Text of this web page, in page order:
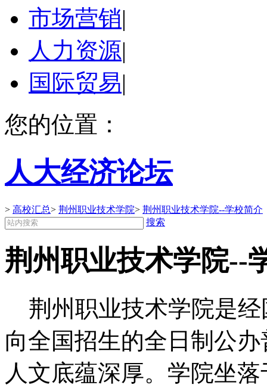
市场营销|
人力资源|
国际贸易|
您的位置：
人大经济论坛
> 高校汇总> 荆州职业技术学院> 荆州职业技术学院--学校简介
搜索
荆州职业技术学院--
荆州职业技术学院是经
向全国招生的全日制公
人文底蕴深厚。学院坐